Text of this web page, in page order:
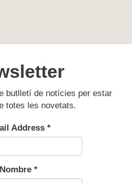
butlletí de notícies per estar
totes les novetats.
Address *
Nombre *